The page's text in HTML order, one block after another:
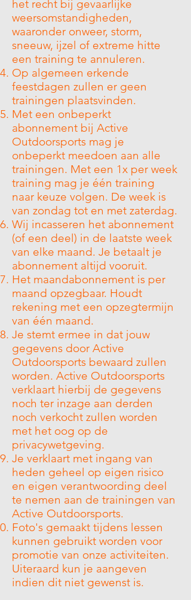
het recht bij gevaarlijke
weersomstandigheden,
waaronder onweer, storm,
sneeuw, ijzel of extreme hitte
een training te annuleren.
Op algemeen erkende
feestdagen zullen er geen
trainingen plaatsvinden.
Met een onbeperkt
abonnement bij Active
Outdoorsports mag je
onbeperkt meedoen aan alle
trainingen. Met een 1x per week
training mag je één training
naar keuze volgen. De week is
van zondag tot en met zaterdag.
Wij incasseren het abonnement
(of een deel) in de laatste week
van elke maand. Je betaalt je
abonnement altijd vooruit.
Het maandabonnement is per
maand opzegbaar. Houdt
rekening met een opzegtermijn
van één maand.
Je stemt ermee in dat jouw
gegevens door Active
Outdoorsports bewaard zullen
worden. Active Outdoorsports
verklaart hierbij de gegevens
noch ter inzage aan derden
noch verkocht zullen worden
met het oog op de
privacywetgeving.
Je verklaart met ingang van
heden geheel op eigen risico
en eigen verantwoording deel
te nemen aan de trainingen van
Active Outdoorsports.
Foto's gemaakt tijdens lessen
kunnen gebruikt worden voor
promotie van onze activiteiten.
Uiteraard kun je aangeven
indien dit niet gewenst is.